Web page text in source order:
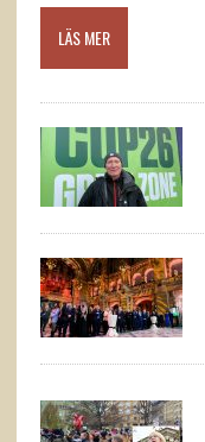
LÄS MER